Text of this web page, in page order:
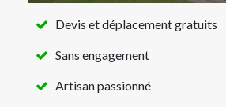
Devis et déplacement gratuits
Sans engagement
Artisan passionné